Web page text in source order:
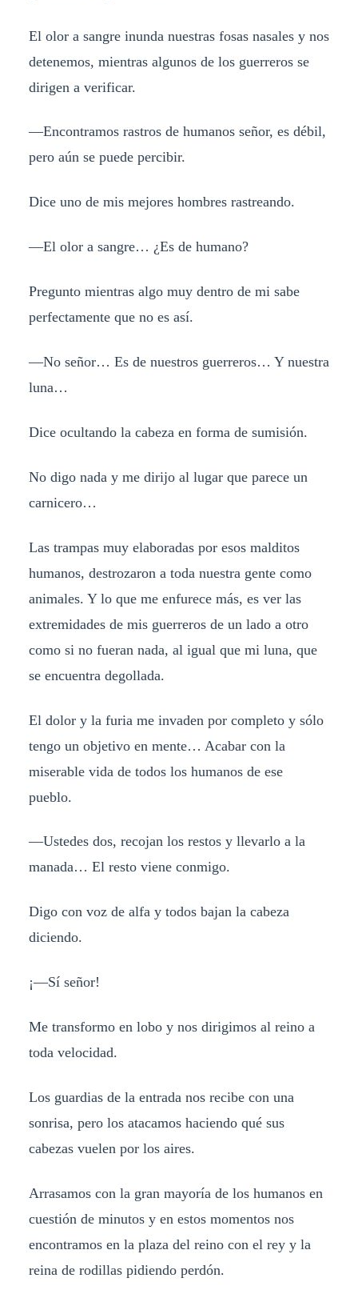
El olor a sangre inunda nuestras fosas nasales y nos
detenemos, mientras algunos de los guerreros se
dirigen a verificar.
—Encontramos rastros de humanos señor, es débil,
pero aún se puede percibir.
Dice uno de mis mejores hombres rastreando.
—El olor a sangre… ¿Es de humano?
Pregunto mientras algo muy dentro de mi sabe
perfectamente que no es así.
—No señor… Es de nuestros guerreros… Y nuestra
luna…
Dice ocultando la cabeza en forma de sumisión.
No digo nada y me dirijo al lugar que parece un
carnicero…
Las trampas muy elaboradas por esos malditos
humanos, destrozaron a toda nuestra gente como
animales. Y lo que me enfurece más, es ver las
extremidades de mis guerreros de un lado a otro
como si no fueran nada, al igual que mi luna, que
se encuentra degollada.
El dolor y la furia me invaden por completo y sólo
tengo un objetivo en mente… Acabar con la
miserable vida de todos los humanos de ese
pueblo.
—Ustedes dos, recojan los restos y llevarlo a la
manada… El resto viene conmigo.
Digo con voz de alfa y todos bajan la cabeza
diciendo.
¡—Sí señor!
Me transformo en lobo y nos dirigimos al reino a
toda velocidad.
Los guardias de la entrada nos recibe con una
sonrisa, pero los atacamos haciendo qué sus
cabezas vuelen por los aires.
Arrasamos con la gran mayoría de los humanos en
cuestión de minutos y en estos momentos nos
encontramos en la plaza del reino con el rey y la
reina de rodillas pidiendo perdón.